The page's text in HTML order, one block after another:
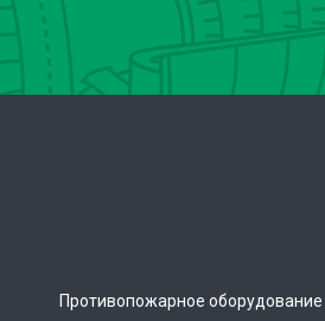
Противопожарное оборудование